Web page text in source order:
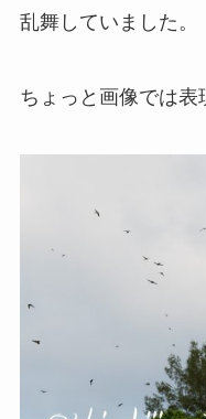
乱舞していました。
ちょっと画像では表